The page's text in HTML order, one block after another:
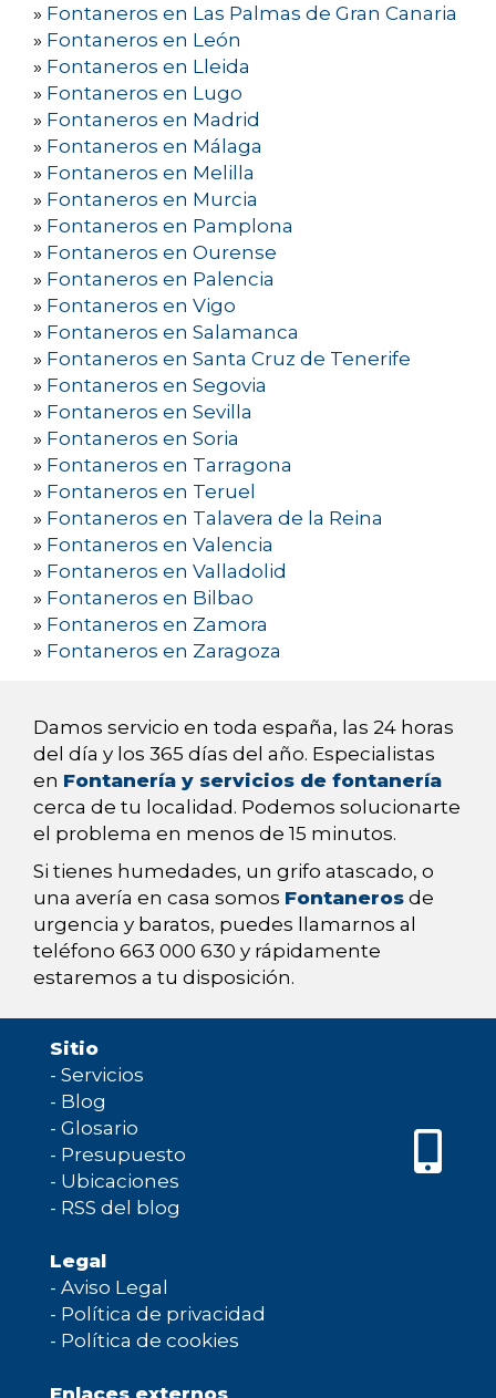
» Fontaneros en Las Palmas de Gran Canaria
» Fontaneros en León
» Fontaneros en Lleida
» Fontaneros en Lugo
» Fontaneros en Madrid
» Fontaneros en Málaga
» Fontaneros en Melilla
» Fontaneros en Murcia
» Fontaneros en Pamplona
» Fontaneros en Ourense
» Fontaneros en Palencia
» Fontaneros en Vigo
» Fontaneros en Salamanca
» Fontaneros en Santa Cruz de Tenerife
» Fontaneros en Segovia
» Fontaneros en Sevilla
» Fontaneros en Soria
» Fontaneros en Tarragona
» Fontaneros en Teruel
» Fontaneros en Talavera de la Reina
» Fontaneros en Valencia
» Fontaneros en Valladolid
» Fontaneros en Bilbao
» Fontaneros en Zamora
» Fontaneros en Zaragoza
Damos servicio en toda españa, las 24 horas
del día y los 365 días del año. Especialistas
en Fontanería y servicios de fontanería
cerca de tu localidad. Podemos solucionarte
el problema en menos de 15 minutos.
Si tienes humedades, un grifo atascado, o
una avería en casa somos Fontaneros de
urgencia y baratos, puedes llamarnos al
teléfono 663 000 630 y rápidamente
estaremos a tu disposición.
Sitio
- Servicios
- Blog
- Glosario
- Presupuesto
- Ubicaciones
- RSS del blog
Legal
- Aviso Legal
- Política de privacidad
- Política de cookies